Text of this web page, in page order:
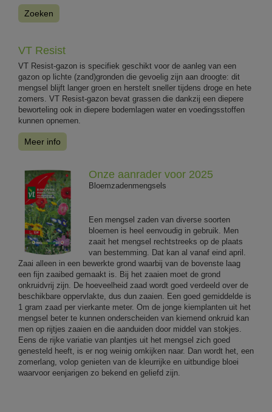
Zoeken
VT Resist
VT Resist-gazon is specifiek geschikt voor de aanleg van een
gazon op lichte (zand)gronden die gevoelig zijn aan droogte: dit
mengsel blijft langer groen en herstelt sneller tijdens droge en hete
zomers. VT Resist-gazon bevat grassen die dankzij een diepere
beworteling ook in diepere bodemlagen water en voedingsstoffen
kunnen opnemen.
Meer info
Onze aanrader voor 2025
Bloemzadenmengsels
Een mengsel zaden van diverse soorten
bloemen is heel eenvoudig in gebruik. Men
zaait het mengsel rechtstreeks op de plaats
van bestemming. Dat kan al vanaf eind april.
Zaai alleen in een bewerkte grond waarbij van de bovenste laag
een fijn zaaibed gemaakt is. Bij het zaaien moet de grond
onkruidvrij zijn. De hoeveelheid zaad wordt goed verdeeld over de
beschikbare oppervlakte, dus dun zaaien. Een goed gemiddelde is
1 gram zaad per vierkante meter. Om de jonge kiemplanten uit het
mengsel beter te kunnen onderscheiden van kiemend onkruid kan
men op rijtjes zaaien en die aanduiden door middel van stokjes.
Eens de rijke variatie van plantjes uit het mengsel zich goed
genesteld heeft, is er nog weinig omkijken naar. Dan wordt het, een
zomerlang, volop genieten van de kleurrijke en uitbundige bloei
waarvoor eenjarigen zo bekend en geliefd zijn.